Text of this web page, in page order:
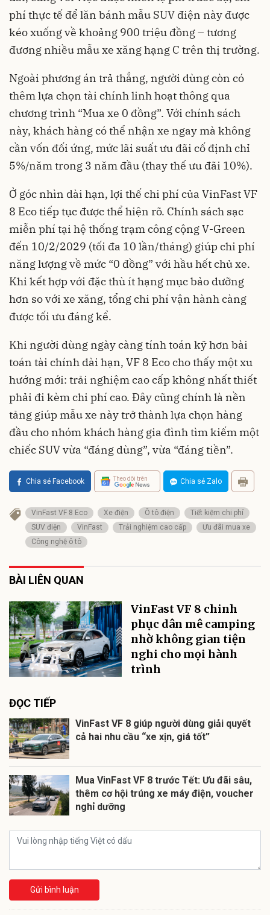
phí thực tế để lăn bánh mẫu SUV điện này được
kéo xuống về khoảng 900 triệu đồng – tương
đương nhiều mẫu xe xăng hạng C trên thị trường.
Ngoài phương án trả thẳng, người dùng còn có
thêm lựa chọn tài chính linh hoạt thông qua
chương trình “Mua xe 0 đồng”. Với chính sách
này, khách hàng có thể nhận xe ngay mà không
cần vốn đối ứng, mức lãi suất ưu đãi cố định chỉ
5%/năm trong 3 năm đầu (thay thế ưu đãi 10%).
Ở góc nhìn dài hạn, lợi thế chi phí của VinFast VF
8 Eco tiếp tục được thể hiện rõ. Chính sách sạc
miễn phí tại hệ thống trạm công cộng V-Green
đến 10/2/2029 (tối đa 10 lần/tháng) giúp chi phí
năng lượng về mức “0 đồng” với hầu hết chủ xe.
Khi kết hợp với đặc thù ít hạng mục bảo dưỡng
hơn so với xe xăng, tổng chi phí vận hành càng
được tối ưu đáng kể.
Khi người dùng ngày càng tính toán kỹ hơn bài
toán tài chính dài hạn, VF 8 Eco cho thấy một xu
hướng mới: trải nghiệm cao cấp không nhất thiết
phải đi kèm chi phí cao. Đây cũng chính là nền
tảng giúp mẫu xe này trở thành lựa chọn hàng
đầu cho nhóm khách hàng gia đình tìm kiếm một
chiếc SUV vừa “đáng dùng”, vừa “đáng tiền”.
Chia sẻ Facebook Theo dõi trên Chia sẻ Zalo
VinFast VF 8 Eco Xe điện Ô tô điện
Tiết kiệm chi phí
SUV điện
VinFast Trải nghiệm cao cấp
Ưu đãi mua xe
Công nghệ ô tô
BÀI LIÊN QUAN
VinFast VF 8 chinh
phục dân mê camping
nhờ không gian tiện
nghi cho mọi hành
trình
ĐỌC TIẾP
VinFast VF 8 giúp người dùng giải quyết
cả hai nhu cầu “xe xịn, giá tốt”
Mua VinFast VF 8 trước Tết: Ưu đãi sâu,
thêm cơ hội trúng xe máy điện, voucher
nghỉ dưỡng
Gửi bình luận